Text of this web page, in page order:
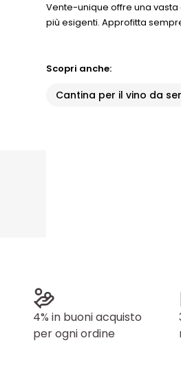
Vente-unique offre una
più esigenti. Approfitta
Scopri anche:
Cantina per il vino da
4% in buoni acquisto
per ogni ordine